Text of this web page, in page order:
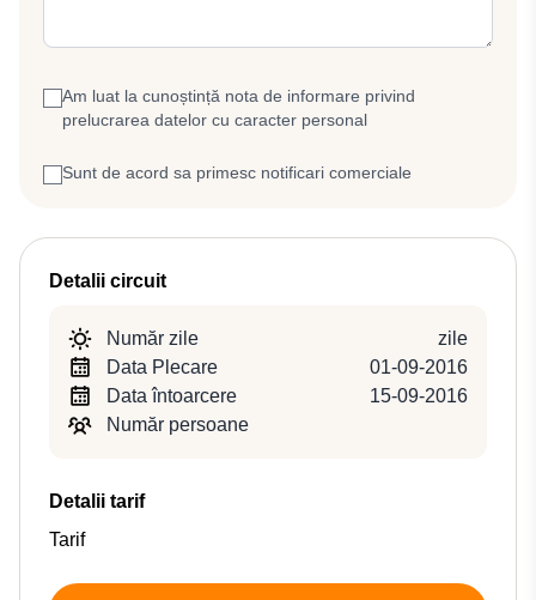
Am luat la cunoștință nota de informare privind
prelucrarea datelor cu caracter personal
Sunt de acord sa primesc notificari comerciale
Detalii circuit
Număr zile
zile
Data Plecare
01-09-2016
Data întoarcere
15-09-2016
Număr persoane
Detalii tarif
Tarif